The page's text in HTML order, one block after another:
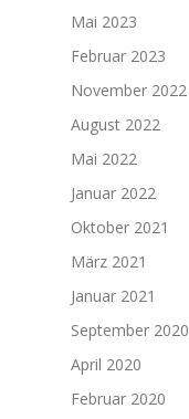
Mai 2023
Februar 2023
November 2022
August 2022
Mai 2022
Januar 2022
Oktober 2021
März 2021
Januar 2021
September 2020
April 2020
Februar 2020